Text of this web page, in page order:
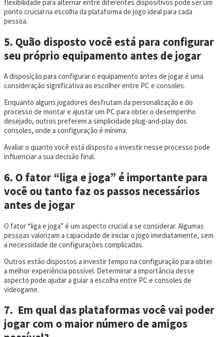
flexibilidade para alternar entre diferentes dispositivos pode ser um
ponto crucial na escolha da plataforma de jogo ideal para cada
pessoa.
5. Quão disposto você está para configurar
seu próprio equipamento antes de jogar
A disposição para configurar o equipamento antes de jogar é uma
consideração significativa ao escolher entre PC e consoles.
Enquanto alguns jogadores desfrutam da personalização e do
processo de montar e ajustar um PC para obter o desempenho
desejado, outros preferem a simplicidade plug-and-play dos
consoles, onde a configuração é mínima.
Avaliar o quanto você está disposto a investir nesse processo pode
influenciar a sua decisão final.
6. O fator “liga e joga” é importante para
você ou tanto faz os passos necessários
antes de jogar
O fator “liga e joga” é um aspecto crucial a se considerar. Algumas
pessoas valorizam a capacidade de iniciar o jogo imediatamente, sem
a necessidade de configurações complicadas.
Outros estão dispostos a investir tempo na configuração para obter
a melhor experiência possível. Determinar a importância desse
aspecto pode ajudar a guiar a escolha entre PC e consoles de
videogame.
7. Em qual das plataformas você vai poder
jogar com o maior número de amigos